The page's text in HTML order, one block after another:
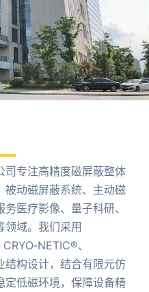
司专注高精度磁屏蔽整体
被动磁屏蔽系统、主动磁
医疗影像、量子科研、
领域。我们采用
、
构设计，结合有限元仿
定低磁环境，保障设备精